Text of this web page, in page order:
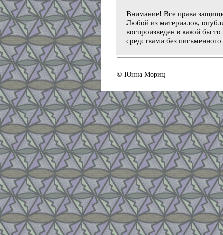
Внимание! Все права
Любой из материалов,
воспроизведен в какой бы
средствами без
© Юнна Мориц